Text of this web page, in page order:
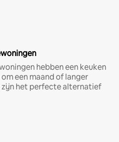
hebben een keuken
een maand of langer
het perfecte alternatief